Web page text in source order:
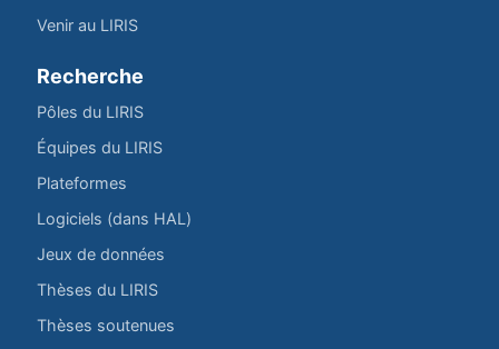
Venir au LIRIS
Recherche
Pôles du LIRIS
Équipes du LIRIS
Plateformes
Logiciels (dans HAL)
Jeux de données
Thèses du LIRIS
Thèses soutenues